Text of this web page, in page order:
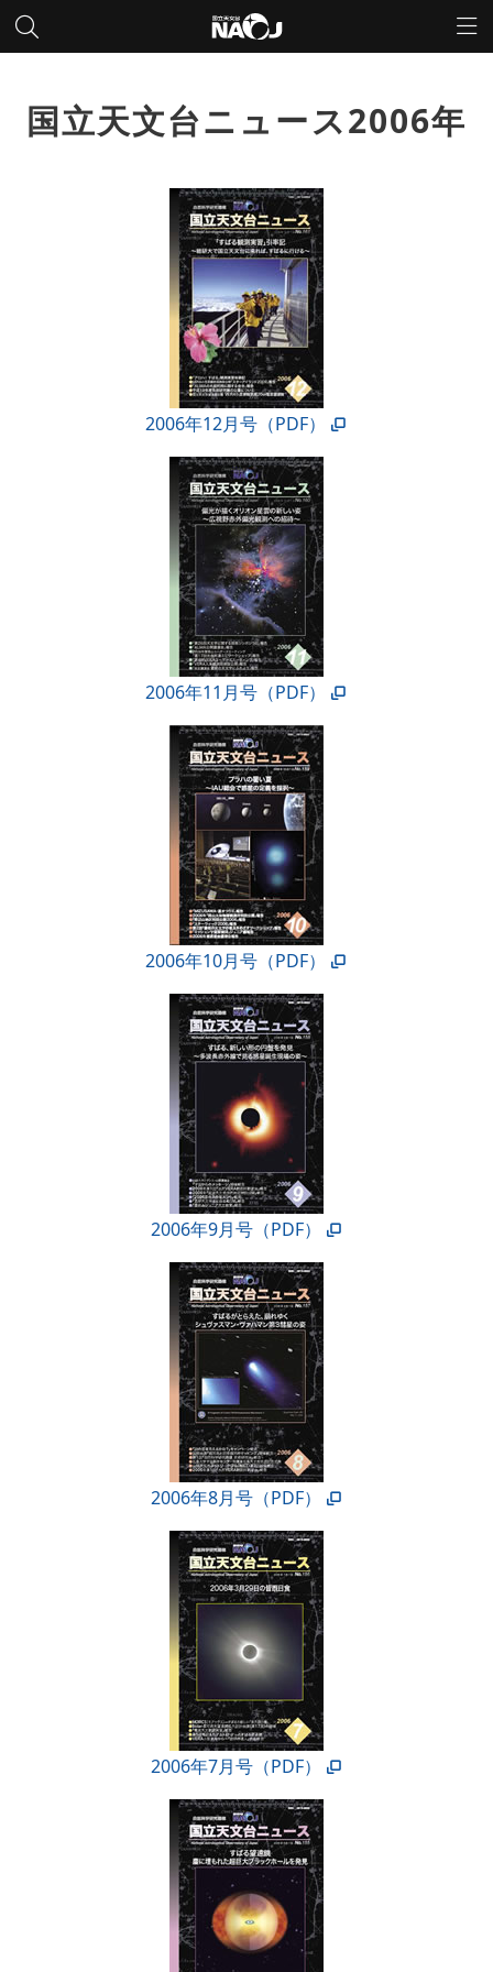
国立天文台ニュース2006年
2006年12月号（PDF）
2006年11月号（PDF）
2006年10月号（PDF）
2006年9月号（PDF）
2006年8月号（PDF）
2006年7月号（PDF）